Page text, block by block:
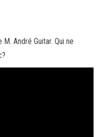
André Guitar. Qui ne